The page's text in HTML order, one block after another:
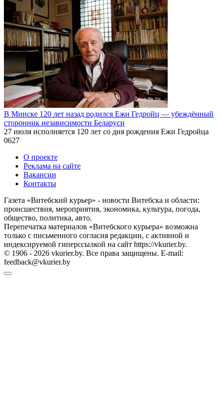
В Минске 120 лет назад родился Ежи Гедройц — убеждённый
сторонник независимости Беларуси
27 июля исполняется 120 лет со дня рождения Ежи Гедройца
0627
О проекте
Реклама на сайте
Вакансии
Контакты
Газета «Витебский курьер» - новости Витебска и области:
происшествия, мероприятия, экономика, культура, погода,
общество, политика, авто.
Перепечатка материалов «Витебского курьера» возможна
только с письменного согласия редакции, с активной и
индексируемой гиперссылкой на сайт https://vkurier.by.
© 1906 - 2026 vkurier.by. Все права защищены. E-mail:
feedback@vkurier.by